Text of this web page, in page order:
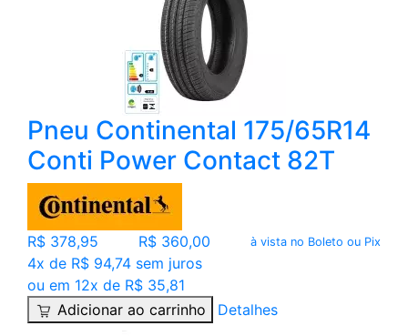
Pneu Continental 175/65R14
Conti Power Contact 82T
R$ 378,95 R$ 360,00 à vista no Boleto ou Pix
4x de R$ 94,74 sem juros
ou em 12x de R$ 35,81
Adicionar ao carrinho
Detalhes